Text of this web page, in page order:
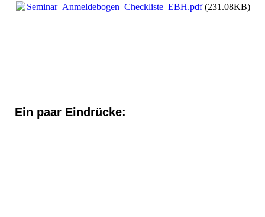
Seminar_Anmeldebogen_Checkliste_EBH.pdf(231.08KB)
Ein paar Eindrücke: